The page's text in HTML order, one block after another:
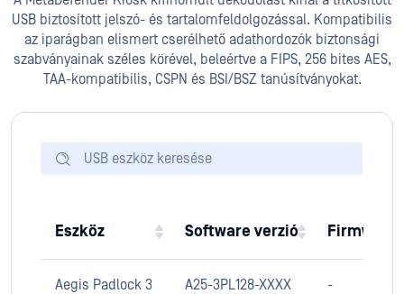
USB biztosított jelszó- és tartalomfeldolgozással. Kompatibilis
az iparágban elismert cserélhető adathordozók biztonsági
szabványainak széles körével, beleértve a FIPS, 256 bites AES,
TAA-kompatibilis, CSPN és BSI/BSZ tanúsítványokat.
Eszköz Software verzió Firmware
Aegis Padlock 3 A25-3PL128-XXXX -